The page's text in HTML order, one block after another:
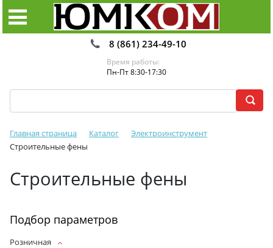
8 (861) 234-49-10
Время работы:
Пн-Пт 8:30-17:30
Главная страница Каталог
Электроинструмент
Строительные фены
Строительные фены
Подбор параметров
Розничная